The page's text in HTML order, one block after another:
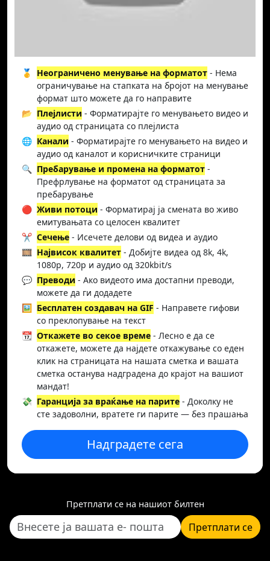
🥇 Неограничено менување на форматот - Нема
ограничување на стапката на бројот на менување
формат што можете да го направите
📂 Плејлисти - Форматирајте го менувањето видео и
аудио од страницата со плејлиста
🌐 Канали - Форматирајте го менувањето на видео и
аудио од каналот и корисничките страници
🔍 Пребарување и промена на форматот -
Префрлување на форматот од страницата за
пребарување
🔴 Живи потоци - Форматирај ја смената во живо
емитувањата со целосен квалитет
✂️ Сечење - Исечете делови од видеа и аудио
🎞️ Највисок квалитет - Добијте видеа од 8k, 4k,
1080p, 720p и аудио од 320kbit/s
💬 Преводи - Ако видеото има достапни преводи,
можете да ги додадете
🖼️ Бесплатен создавач на GIF - Направете гифови
со преклопување на текст
📆 Откажете во секое време - Лесно е да се
откажете, можете да најдете откажување со еден
клик на страницата на нашата сметка и вашата
сметка останува надградена до крајот на вашиот
мандат!
💸 Гаранција за враќање на парите - Доколку не
сте задоволни, вратете ги парите — без прашања
Надградете сега
Претплати се на нашиот билтен
Претплати се